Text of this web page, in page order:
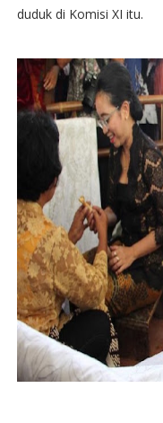
duduk di Komisi XI itu.